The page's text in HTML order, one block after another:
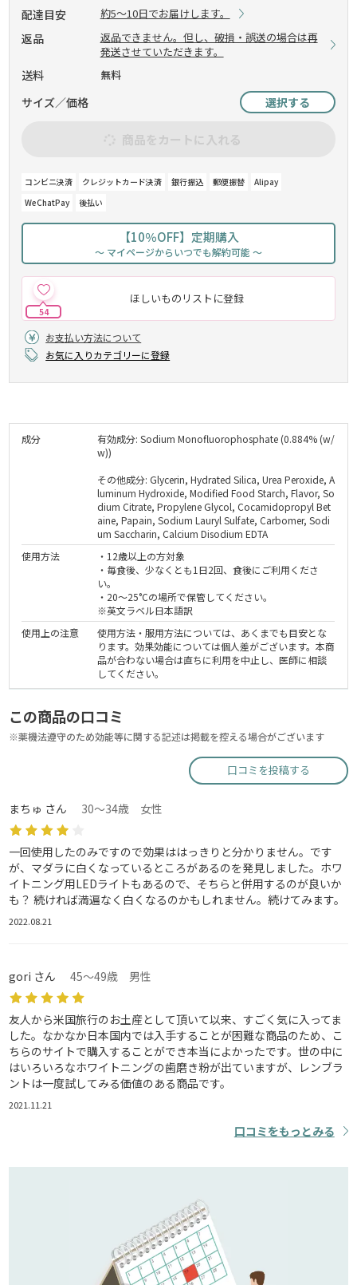
配達目安 約5～10日でお届けします。
返品
返品できません。但し、破損・誤送の場合は再
発送させていただきます。
送料 無料
サイズ／価格 選択する
商品をカートに入れる
コンビニ決済 クレジットカード決済 銀行振込 郵便振替
Alipay
WeChatPay
後払い
【10％OFF】定期購入
～ マイページからいつでも解約可能 ～
ほしいものリストに登録
54
お支払い方法について
お気に入りカテゴリーに登録
成分
有効成分: Sodium Monofluorophosphate (0.884% (w/
w))
その他成分: Glycerin, Hydrated Silica, Urea Peroxide, A
luminum Hydroxide, Modified Food Starch, Flavor, So
dium Citrate, Propylene Glycol, Cocamidopropyl Bet
aine, Papain, Sodium Lauryl Sulfate, Carbomer, Sodi
um Saccharin, Calcium Disodium EDTA
使用方法
・12歳以上の方対象
・毎食後、少なくとも1日2回、食後にご利用くださ
い。
・20～25°Cの場所で保管してください。
※英文ラベル日本語訳
使用上の注意
使用方法・服用方法については、あくまでも目安とな
ります。効果効能については個人差がございます。本商
品が合わない場合は直ちに利用を中止し、医師に相談
してください。
この商品の口コミ
※薬機法遵守のため効能等に関する記述は掲載を控える場合がございます
口コミを投稿する
まちゅ さん 30～34歳 女性
一回使用したのみですので効果ははっきりと分かりません。です
が、マダラに白くなっているところがあるのを発見しました。ホワ
イトニング用LEDライトもあるので、そちらと併用するのが良いか
も？ 続ければ満遍なく白くなるのかもしれません。続けてみます。
2022.08.21
gori さん 45～49歳 男性
友人から米国旅行のお土産として頂いて以来、すごく気に入ってま
した。なかなか日本国内では入手することが困難な商品のため、こ
ちらのサイトで購入することができ本当によかったです。世の中に
はいろいろなホワイトニングの歯磨き粉が出ていますが、レンブラ
ントは一度試してみる価値のある商品です。
2021.11.21
口コミをもっとみる